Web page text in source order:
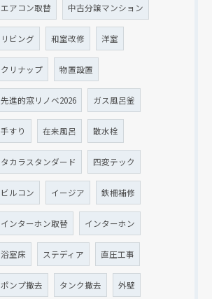
エアコン取替 中古分譲マンション
リビング 和室改修 洋室
クリナップ 物置設置
先進的窓リノベ2026 ガス風呂釜
手すり 在来風呂 散水栓
タカラスタンダード 四変テック
ビルコン イージア 鉄柵補修
インターホン取替 インターホン
浴室床 ステディア 直圧工事
ポンプ撤去 タンク撤去 外壁